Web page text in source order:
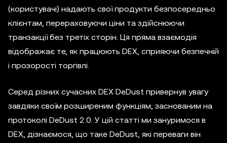
(користувачі) надають свої продукти безпосередньо
клієнтам, перераховуючи ціни та здійснюючи
транзакції без третіх сторін. Ця пряма взаємодія
відображає те, як працюють DEX, сприяючи безпечній
і прозорості торгівлі.
Серед різних сучасних DEX DeDust привернув увагу
завдяки своїм розширеним функціям, заснованим на
протоколі DeDust 2.0. У цій статті ми зануримося в
DEX, дізнаємося, що таке DeDust, які переваги він